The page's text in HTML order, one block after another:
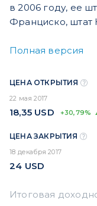
в 2006 году, ее
Франциско,
Полная версия
ЦЕНА ОТКРЫТИЯ
22 мая 2017
18,35 USD +30,79%
ЦЕНА ЗАКРЫТИЯ
18 декабря 2017
24 USD